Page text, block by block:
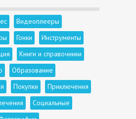
Видеоплееры
Гонки
Инструменты
Книги и справочники
Образование
Покупки
Приключения
Социальные